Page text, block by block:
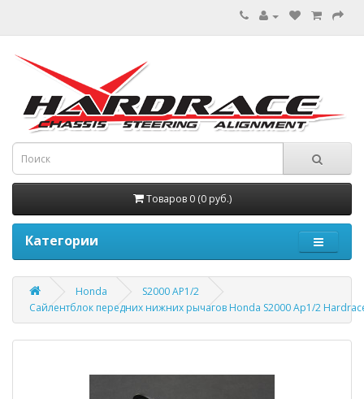
Товаров 0 (0 руб.)
Категории
Honda
S2000 AP1/2
Сайлентблок передних нижних рычагов Honda S2000 Ap1/2